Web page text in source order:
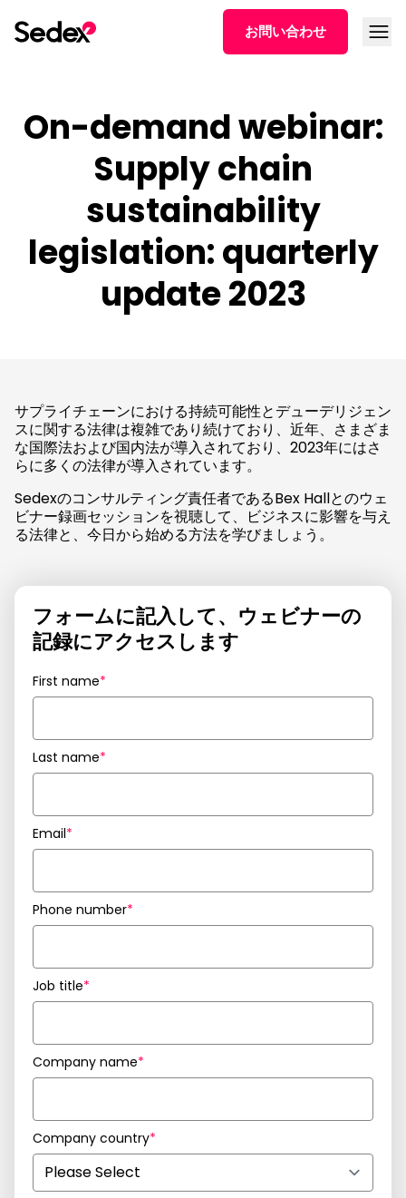
お問い合わせ メニ
On-demand webinar:
Supply chain
sustainability
legislation: quarterly
update 2023
サプライチェーンにおける持続可能性とデューデリジェン
スに関する法律は複雑であり続けており、近年、さまざま
な国際法および国内法が導入されており、2023年にはさ
らに多くの法律が導入されています。
Sedexのコンサルティング責任者であるBex Hallとのウェ
ビナー録画セッションを視聴して、ビジネスに影響を与え
る法律と、今日から始める方法を学びましょう。
フォームに記入して、ウェビナーの
記録にアクセスします
First name*
Last name*
Email*
Phone number*
Job title*
Company name*
Company country*